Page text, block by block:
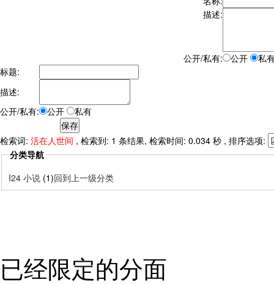
描述:
公开/私有: 公开
私
标题:
描述:
公开/私有:
公开 私有
检索词: 活在人世间 , 检索到: 1 条结果, 检索时间: 0.034 秒 , 排序选项:
分类导航
I24 小说 (1)回到上一级分类
已经限定的分面